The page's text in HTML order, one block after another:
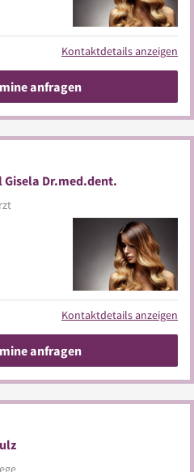
Kontaktdetails anzeigen
anfragen
Dr.med.dent.
Kontaktdetails anzeigen
anfragen